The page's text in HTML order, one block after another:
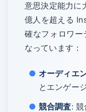
意思決定能力に
億人を超える
確なフォロワ
なっています：
オーディエ
とエンゲー
競合調査: